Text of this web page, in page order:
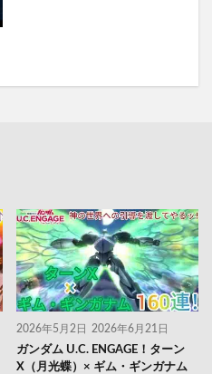
2026年5月2日 2026年6月21日
ガンダム U.C. ENGAGE！ターン
X（月光蝶）× ギム・ギンガナム